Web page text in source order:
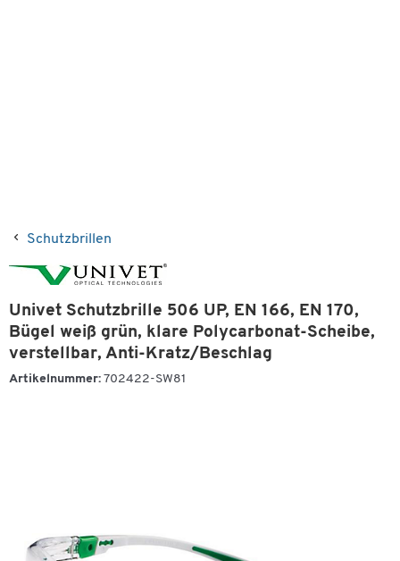
Schutzbrillen
Univet Schutzbrille 506 UP, EN 166, EN 170,
Bügel weiß grün, klare Polycarbonat-Scheibe,
verstellbar, Anti-Kratz/Beschlag
Artikelnummer: 702422-SW81